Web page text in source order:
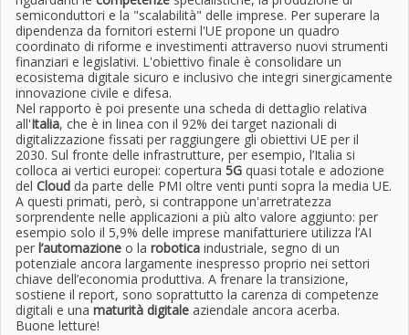
semiconduttori e la "scalabilità" delle imprese. Per superare la
dipendenza da fornitori esterni l'UE propone un quadro
coordinato di riforme e investimenti attraverso nuovi strumenti
finanziari e legislativi. L'obiettivo finale è consolidare un
ecosistema digitale sicuro e inclusivo che integri sinergicamente
innovazione civile e difesa.
Nel rapporto è poi presente una scheda di dettaglio relativa
all'Italia, che è in linea con il 92% dei target nazionali di
digitalizzazione fissati per raggiungere gli obiettivi UE per il
2030. Sul fronte delle infrastrutture, per esempio, l’Italia si
colloca ai vertici europei: copertura 5G quasi totale e adozione
del Cloud da parte delle PMI oltre venti punti sopra la media UE.
A questi primati, però, si contrappone un'arretratezza
sorprendente nelle applicazioni a più alto valore aggiunto: per
esempio solo il 5,9% delle imprese manifatturiere utilizza l’AI
per l’automazione o la robotica industriale, segno di un
potenziale ancora largamente inespresso proprio nei settori
chiave dell’economia produttiva. A frenare la transizione,
sostiene il report, sono soprattutto la carenza di competenze
digitali e una maturità digitale aziendale ancora acerba.
Buone letture!